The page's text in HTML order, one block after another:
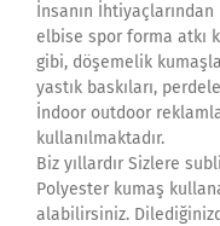
İnsanın
elbise spor forma atkı
gibi, döşemelik
yastık baskıları,
İndoor outdoor
kullanılmaktadır.
Biz yıllardır Sizlere
Polyester kumaş
alabilirsiniz.